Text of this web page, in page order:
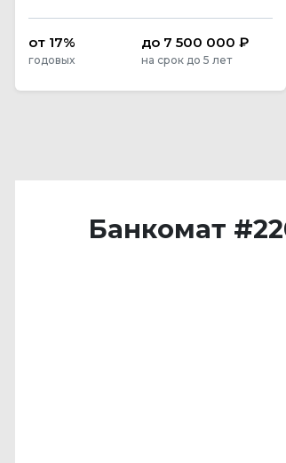
от 17%
годовых
до 7 500 000 ₽
на срок до 5 лет
Банкомат